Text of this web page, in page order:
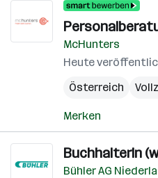
McHunters
Heute
Österreich
Merken
BuchhalterIn
Bühler AG